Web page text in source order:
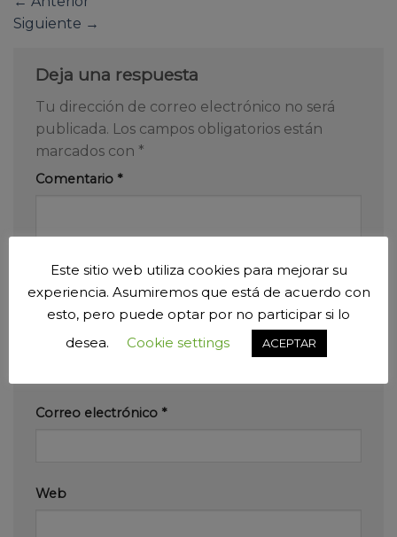
Siguiente →
Deja una respuesta
Tu dirección de correo electrónico no será
publicada. Los campos obligatorios están
marcados con *
Comentario *
Correo electrónico *
Web
Este sitio web utiliza cookies para mejorar su
experiencia. Asumiremos que está de acuerdo con
esto, pero puede optar por no participar si lo
desea.
Cookie settings ACEPTAR